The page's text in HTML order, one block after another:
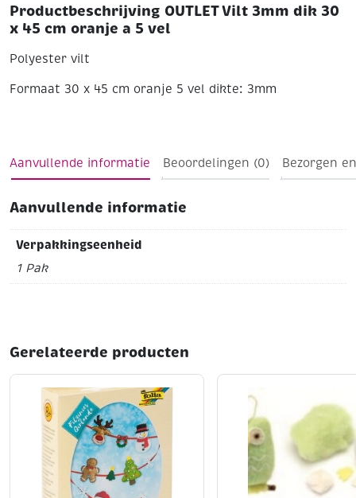
Productbeschrijving OUTLET Vilt 3mm dik 30
x 45 cm oranje a 5 vel
Polyester vilt
Formaat 30 x 45 cm oranje 5 vel dikte: 3mm
Aanvullende informatie Beoordelingen (0) Bezorgen
Aanvullende informatie
Verpakkingseenheid
1 Pak
Gerelateerde producten